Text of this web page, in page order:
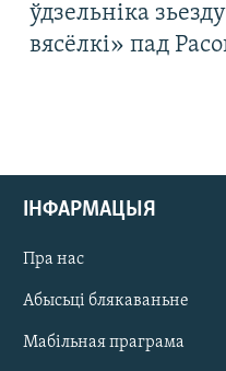
ўдзельніка
вясёлкі» пад
ІНФАРМАЦЫЯ
Пра нас
Абысьці блякаваньне
Мабільная праграма